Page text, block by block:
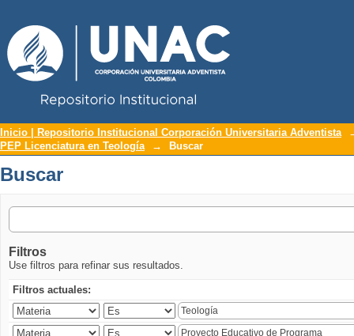
Buscar
Inicio | Repositorio Institucional Corporación Universitaria Adventista
PEP Licenciatura en Teología
→ Buscar
Buscar
Filtros
Use filtros para refinar sus resultados.
Filtros actuales: